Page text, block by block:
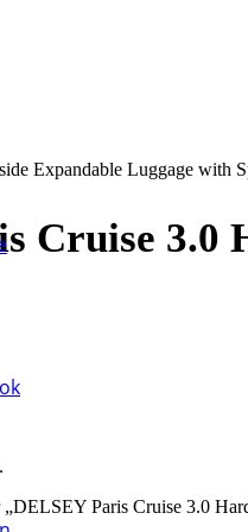
Expandable Luggage with
Cruise 3.0
„DELSEY Paris Cruise 3.0